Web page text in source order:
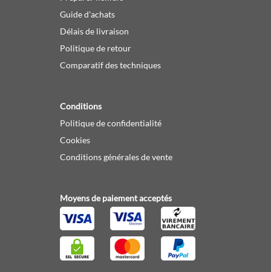
Guide d'achats
Délais de livraison
Politique de retour
Comparatif des techniques
Conditions
Politique de confidentialité
Cookies
Conditions générales de vente
Moyens de paiement acceptés